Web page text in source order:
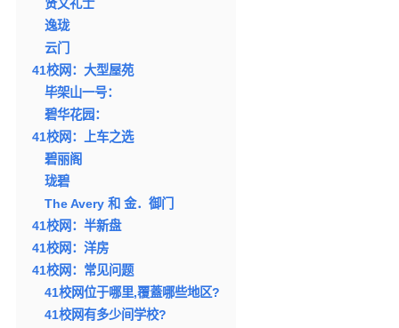
贤文礼士
逸珑
云门
41校网：大型屋苑
毕架山一号：
碧华花园：
41校网：上车之选
碧丽阁
珑碧
The Avery 和 金．御门
41校网：半新盘
41校网：洋房
41校网：常见问题
41校网位于哪里,覆蓋哪些地区?
41校网有多少间学校?